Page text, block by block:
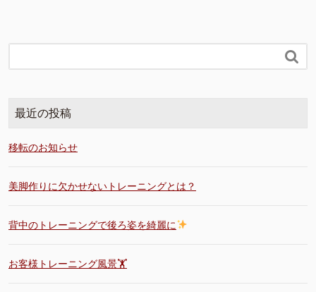

最近の投稿
移転のお知らせ
美脚作りに欠かせないトレーニングとは？
背中のトレーニングで後ろ姿を綺麗に
お客様トレーニング風景🏋️